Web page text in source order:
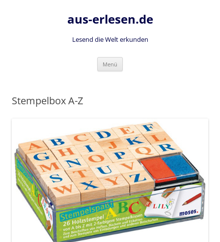
aus-erlesen.de
Lesend die Welt erkunden
Menü
Stempelbox A-Z